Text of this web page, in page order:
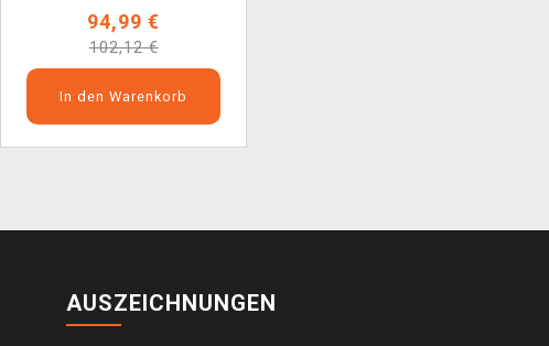
94,99 €
102,12 €
In den Warenkorb
AUSZEICHNUNGEN